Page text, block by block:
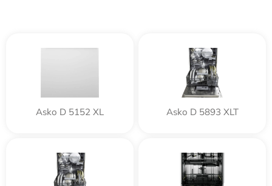
Asko D 5152 XL Asko D 5893 XLT